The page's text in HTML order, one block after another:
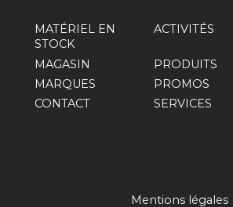
MATÉRIEL EN
STOCK
ACTIVITÉS
MAGASIN
PRODUITS
MARQUES
PROMOS
CONTACT
SERVICES
Mentions légales